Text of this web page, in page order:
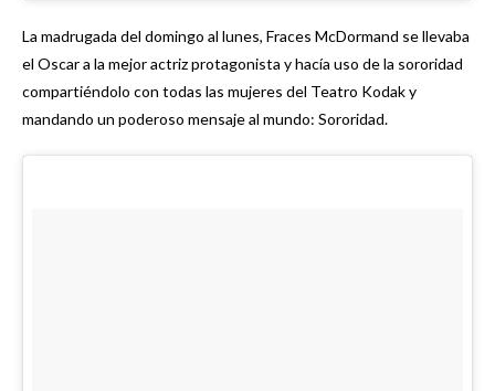
La madrugada del domingo al lunes, Fraces McDormand se llevaba
el Oscar a la mejor actriz protagonista y hacía uso de la sororidad
compartiéndolo con todas las mujeres del Teatro Kodak y
mandando un poderoso mensaje al mundo: Sororidad.